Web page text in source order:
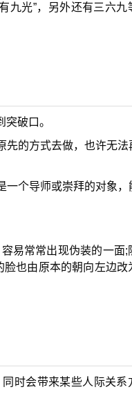
九光”，另外还有三六九
破口。
先的方式去做，也许无法
一个导师或崇拜的对象，
易常常出现伪装的一面;
也由原本的朝向左边改
时会带来某些人际关系